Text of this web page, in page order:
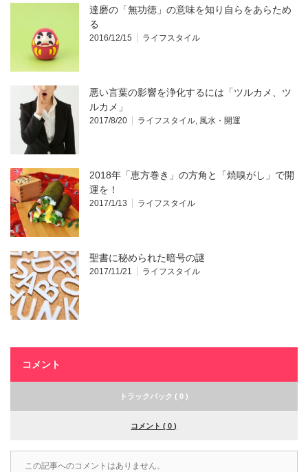
達磨の「無功徳」の意味を知り自らをあらため
る
2016/12/15 ライフスタイル
悪い言葉の影響を浄化するには「ツルカメ、ツ
ルカメ」
2017/8/20 ライフスタイル, 風水・開運
2018年「恵方巻き」の方角と「焼嗅がし」で開
運を！
2017/1/13 ライフスタイル
聖書に秘められた暗号の謎
2017/11/21 ライフスタイル
コメント
トラックバック ( 0 )
コメント ( 0 )
この記事へのコメントはありません。